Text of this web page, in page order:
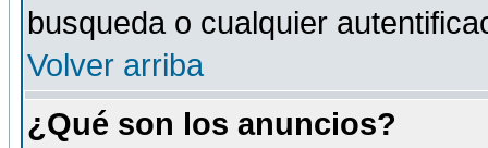
busqueda o cualquier
Volver arriba
¿Qué son los anuncios?